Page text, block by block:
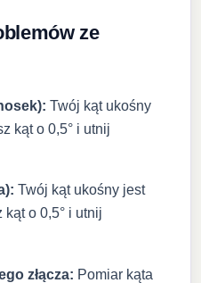
ze
Twój kąt ukośny
kąt o 0,5° i utnij
Twój kąt ukośny jest
kąt o 0,5° i utnij
złącza: Pomiar kąta